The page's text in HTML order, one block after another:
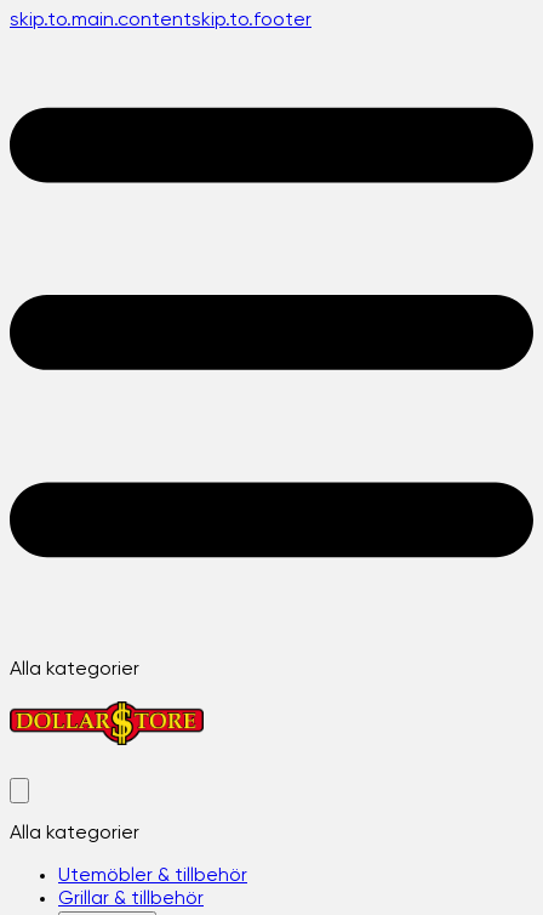
skip.to.main.contentskip.to.footer
Alla kategorier
Alla kategorier
Utemöbler & tillbehör
Grillar & tillbehör